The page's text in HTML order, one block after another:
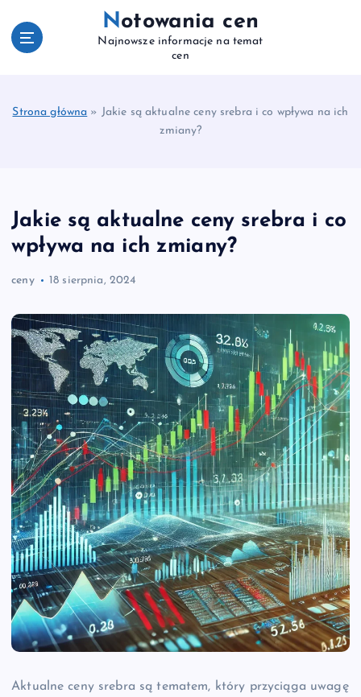
Notowania cen
Najnowsze informacje na temat
cen
Strona główna » Jakie są aktualne ceny srebra i co wpływa na ich
zmiany?
Jakie są aktualne ceny srebra i co
wpływa na ich zmiany?
ceny 18 sierpnia, 2024
Aktualne ceny srebra są tematem, który przyciąga uwagę